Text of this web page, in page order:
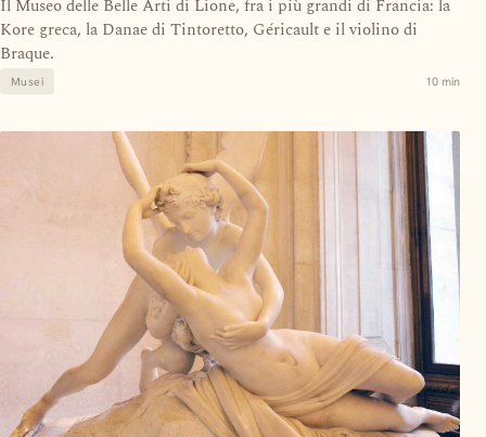
Il Museo delle Belle Arti di Lione, fra i più grandi di Francia: la
Kore greca, la Danae di Tintoretto, Géricault e il violino di
Braque.
Musei 10 min